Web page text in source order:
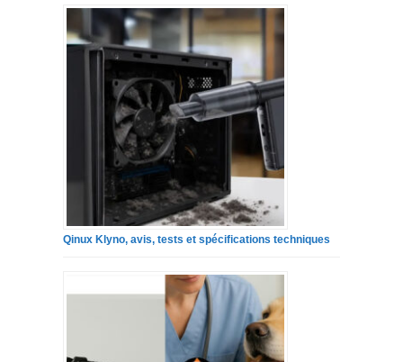
Qinux Klyno, avis, tests et spécifications techniques